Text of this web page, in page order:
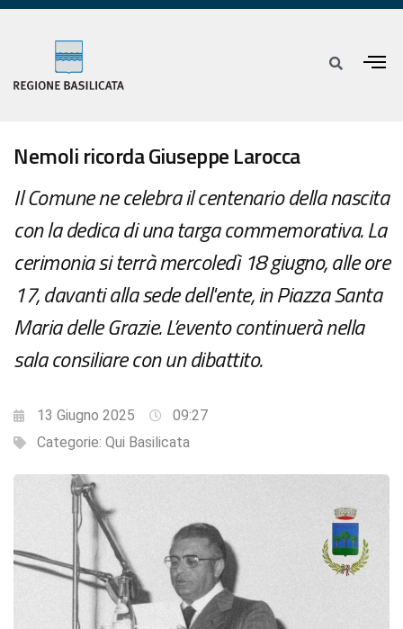
Nemoli ricorda Giuseppe Larocca
Il Comune ne celebra il centenario della nascita
con la dedica di una targa commemorativa. La
cerimonia si terrà mercoledì 18 giugno, alle ore
17, davanti alla sede dell'ente, in Piazza Santa
Maria delle Grazie. L’evento continuerà nella
sala consiliare con un dibattito.
13 Giugno 2025
09:27
Categorie: Qui Basilicata